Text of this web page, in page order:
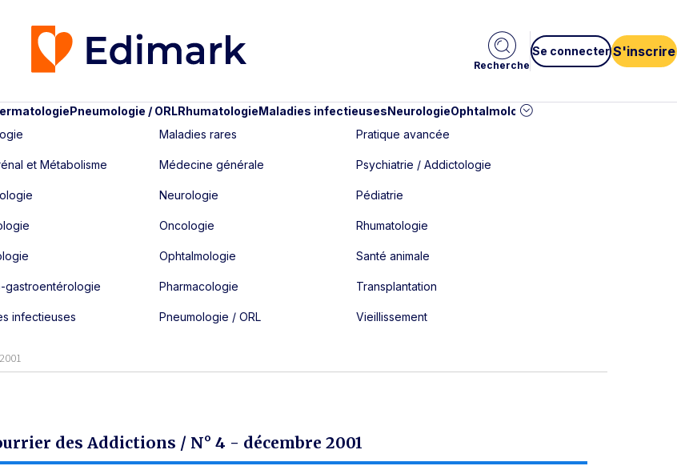
Recherche
Se connecter S'inscrire
Pneumologie / ORLRhumatologieMaladies infectieusesNeurologieOphtalmologie
et Métabolisme
gastroentérologie
infectieuses
Maladies rares
Médecine générale
Neurologie
Oncologie
Ophtalmologie
Pharmacologie
Pneumologie / ORL
Pratique avancée
Psychiatrie / Addictologie
Pédiatrie
Rhumatologie
Santé animale
Transplantation
Vieillissement
des Addictions / N° 4 - décembre 2001